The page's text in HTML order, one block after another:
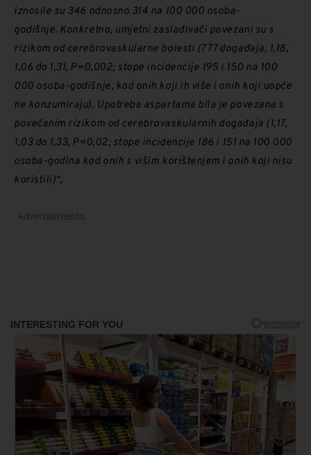
iznosile su 346 odnosno 314 na 100 000 osoba-
godišnje. Konkretno, umjetni zaslađivači povezani su s
rizikom od cerebrovaskularne bolesti (777 događaja, 1,18,
1,06 do 1,31, P=0,002; stope incidencije 195 i 150 na 100
000 osoba-godišnje, kod onih koji ih više i onih koji uopće
ne konzumiraju). Upotreba aspartama bila je povezana s
povećanim rizikom od cerebrovaskularnih događaja (1,17,
1,03 do 1,33, P=0,02; stope incidencije 186 i 151 na 100 000
osoba-godina kod onih s višim korištenjem i onih koji nisu
koristili)“,
Advertisements